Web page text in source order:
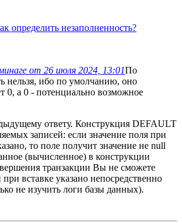
определить незаполненность?
от 26 июля 2024, 13:01По
нельзя, ибо по умолчанию, оно
0, а 0 - потенциально возможное
ответу. Конструкция DEFAULT
записей: если значение поля при
то поле получит значение не null
(вычисленное) в конструкции
транзакции Вы не сможете
вставке указано непосредственно
не изучить логи базы данных).